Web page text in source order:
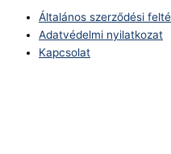
Általános szerződési
Adatvédelmi nyilatkozat
Kapcsolat